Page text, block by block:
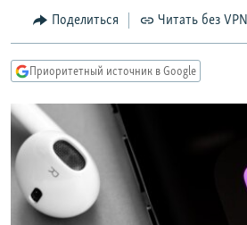
Вернутся
поиску
КУЛЬТУРА
КАВКАЗ.РЕАЛИИ
СЕВЕР.РЕАЛИИ
СИБИРЬ.РЕАЛИИ
РАСПИСАНИЕ ВЕЩАНИЯ
ПОДПИШИТЕСЬ НА РАССЫЛКУ
Поделиться Читать без VPN
Приоритетный источник в Google